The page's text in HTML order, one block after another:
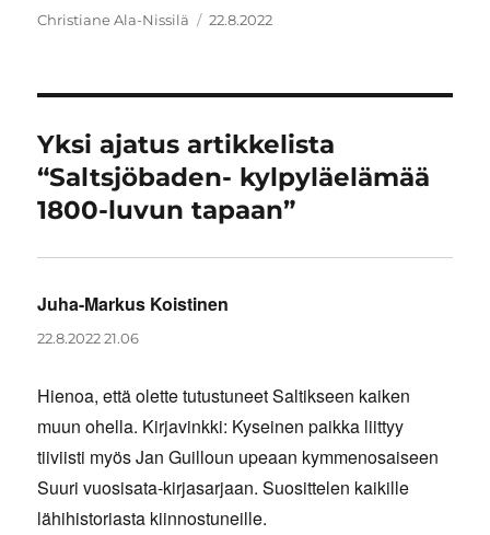
Kirjoittaja
Christiane Ala-Nissilä Julkaistu
22.8.2022
Yksi ajatus artikkelista
“Saltsjöbaden- kylpyläelämää
1800-luvun tapaan”
Juha-Markus Koistinen
22.8.2022 21.06
Hienoa, että olette tutustuneet Saltikseen kaiken
muun ohella. Kirjavinkki: Kyseinen paikka liittyy
tiiviisti myös Jan Guilloun upeaan kymmenosaiseen
Suuri vuosisata-kirjasarjaan. Suosittelen kaikille
lähihistoriasta kiinnostuneille.